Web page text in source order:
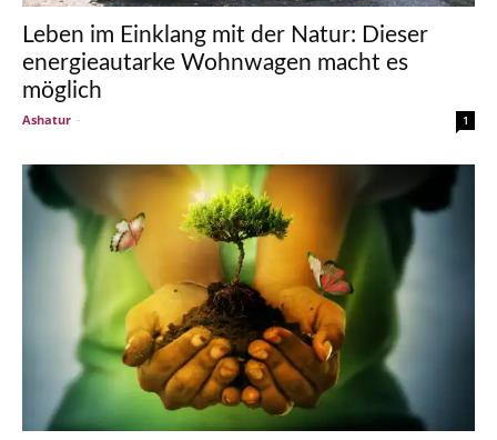
Leben im Einklang mit der Natur: Dieser
energieautarke Wohnwagen macht es
möglich
Ashatur - 1